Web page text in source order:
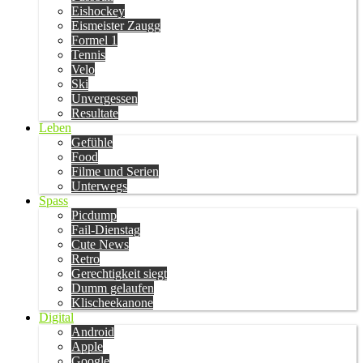
Eishockey
Eismeister Zaugg
Formel 1
Tennis
Velo
Ski
Unvergessen
Resultate
Leben
Gefühle
Food
Filme und Serien
Unterwegs
Spass
Picdump
Fail-Dienstag
Cute News
Retro
Gerechtigkeit siegt
Dumm gelaufen
Klischeekanone
Digital
Android
Apple